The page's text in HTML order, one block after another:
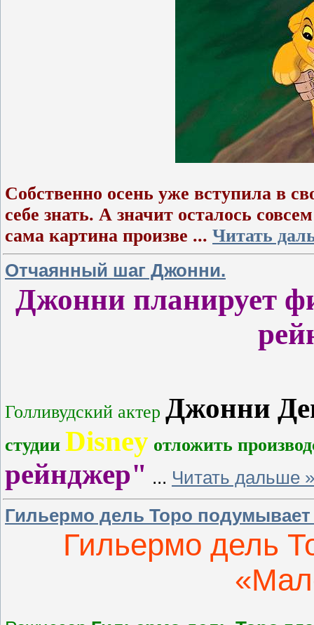
Собственно осень уже вступила в
себе знать. А значит осталось
сама картина произве ... Читать
Отчаянный шаг Джонни.
Джонни планирует
Голливудский актер Джонни
студии Disney отложить
рейнджер" ... Читать дальше »
Гильермо дель Торо
Гильермо дель